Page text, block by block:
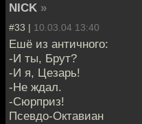
NICK »
#33 | 10.03.04 13:40
Ешё из античного:
-И ты, Брут?
-И я, Цезарь!
-Не ждал.
-Сюрприз!
Псевдо-Октавиан